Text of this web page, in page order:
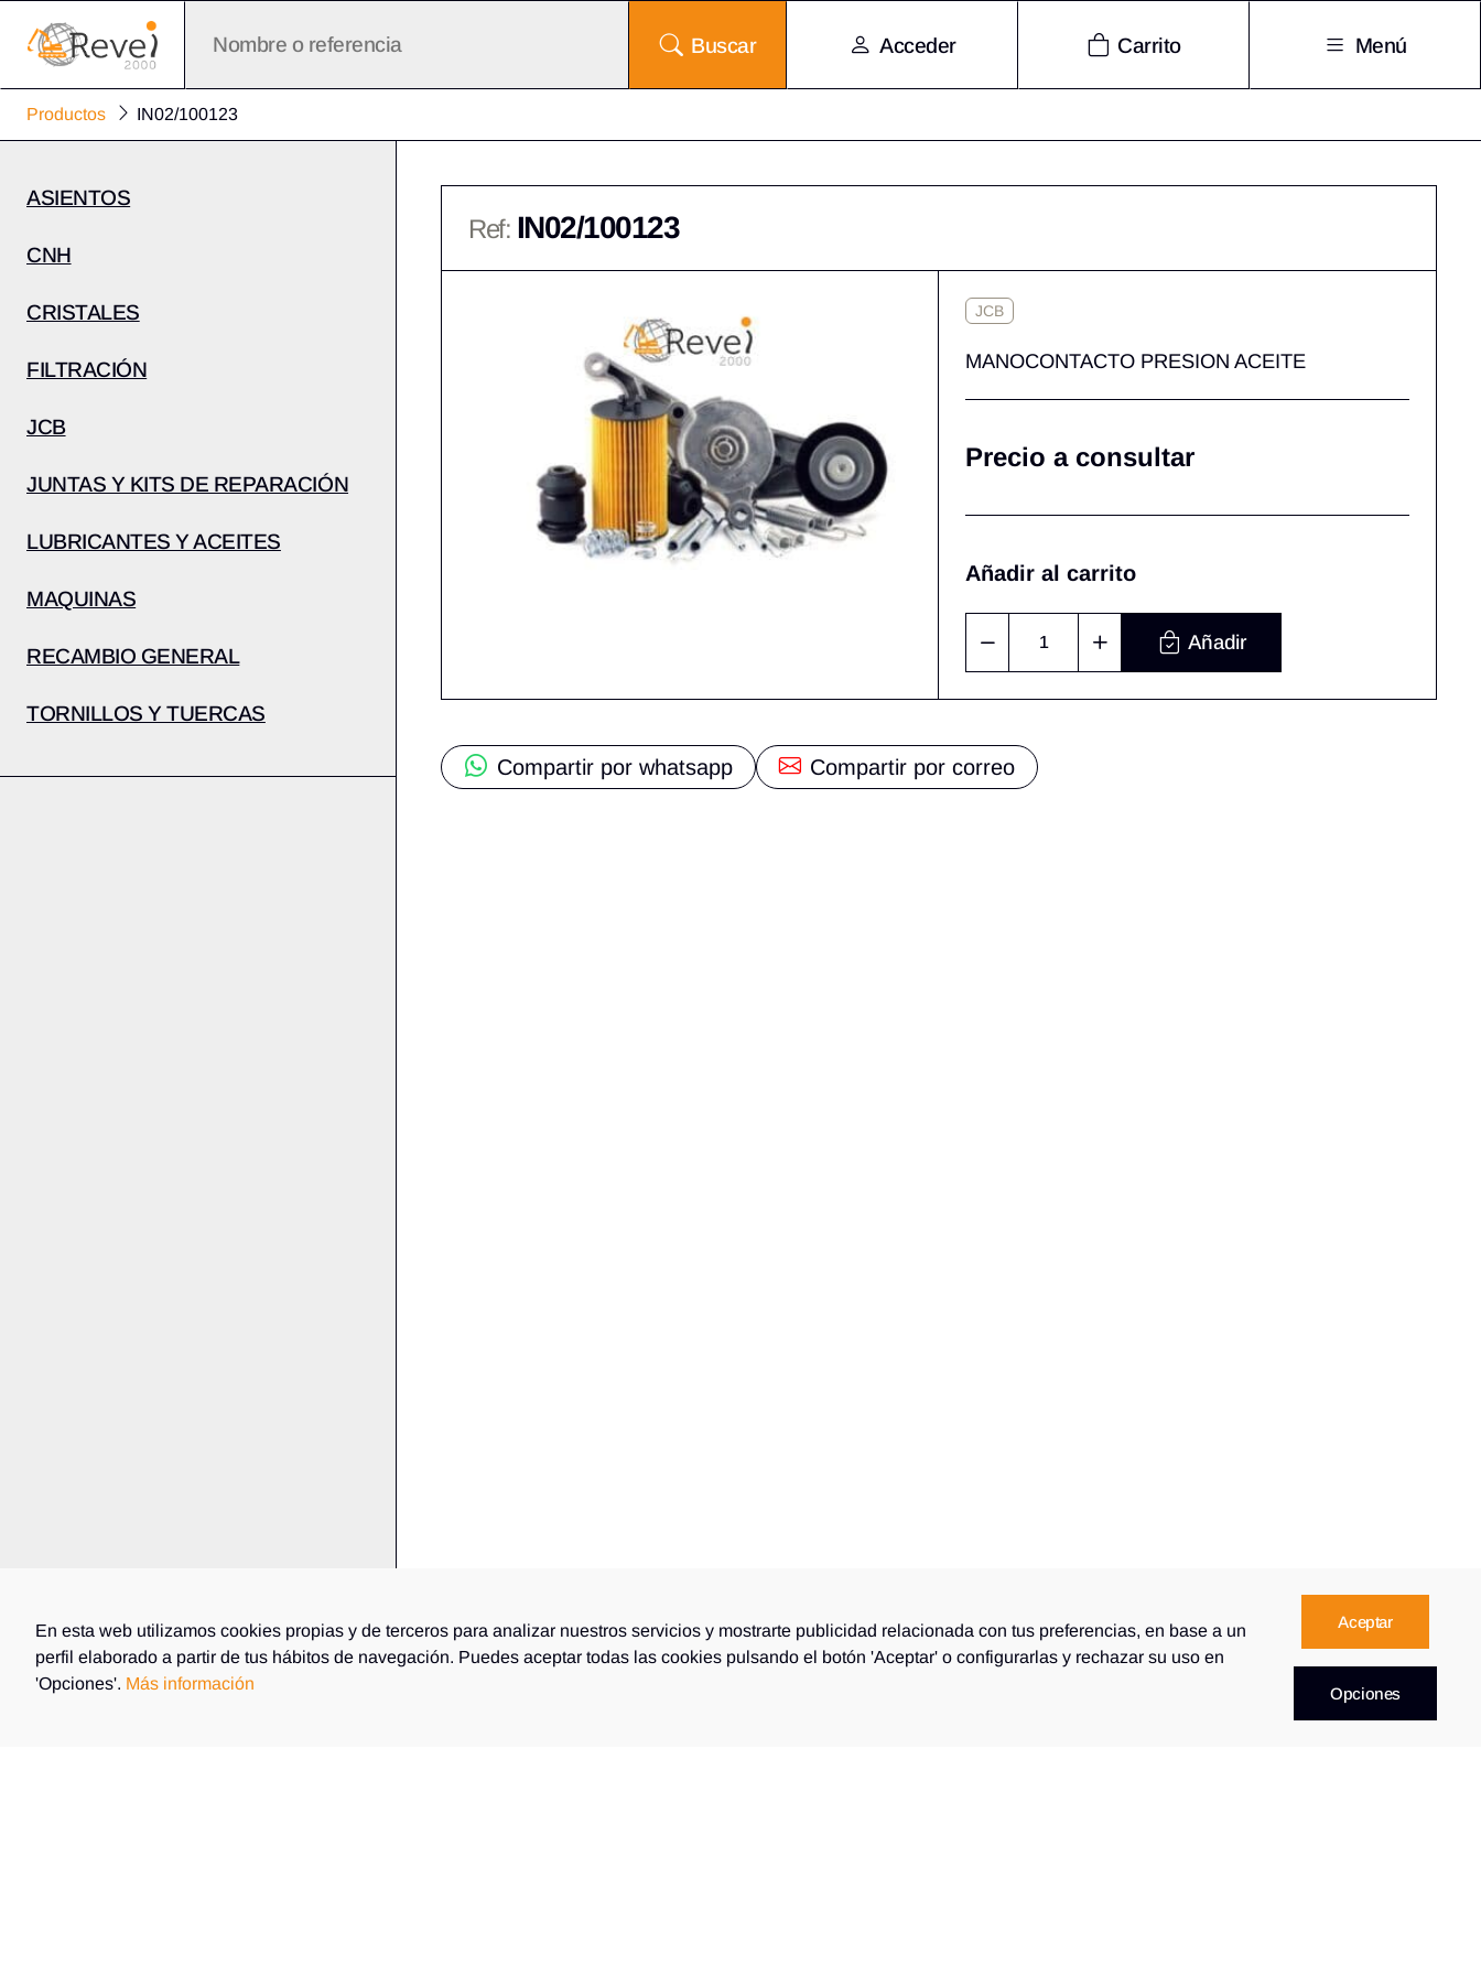
Buscar Acceder Carrito Menú
Productos IN02/100123
ASIENTOS
CNH
CRISTALES
FILTRACIÓN
JCB
JUNTAS Y KITS DE REPARACIÓN
LUBRICANTES Y ACEITES
MAQUINAS
RECAMBIO GENERAL
TORNILLOS Y TUERCAS
Ref: IN02/100123
JCB
MANOCONTACTO PRESION ACEITE
Precio a consultar
Añadir al carrito
Añadir
Compartir por whatsapp Compartir por correo
En esta web utilizamos cookies propias y de terceros para analizar nuestros servicios y mostrarte publicidad relacionada con tus preferencias, en base a un
perfil elaborado a partir de tus hábitos de navegación. Puedes aceptar todas las cookies pulsando el botón 'Aceptar' o configurarlas y rechazar su uso en
'Opciones'. Más información
Aceptar
Opciones